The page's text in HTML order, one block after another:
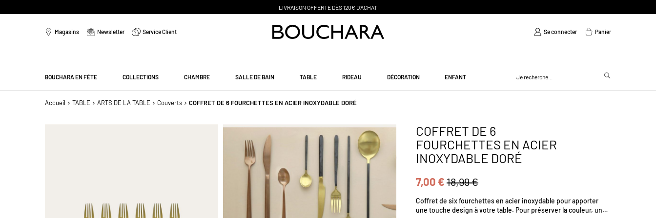
PAIEMENT EN 3 SANS FRAIS
Magasins Newsletter Service Client Se connecter Panier
BOUCHARA EN FÊTE COLLECTIONS CHAMBRE SALLE DE BAIN TABLE RIDEAU DÉCORATION ENFANT
Accueil TABLE ARTS DE LA TABLE Couverts COFFRET DE 6 FOURCHETTES EN ACIER INOXYDABLE DORÉ
COFFRET DE 6
FOURCHETTES EN ACIER
INOXYDABLE DORÉ
7,00 €18,99 €
Coffret de six fourchettes en acier inoxydable pour apporter
une touche design à votre table. Pour préserver la couleur, un